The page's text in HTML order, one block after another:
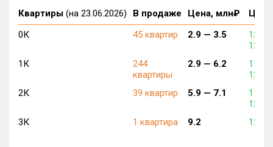
Квартиры (на 23.06.2026) В продаже Цена, млн₽
0К
45 квартир 2.9 — 3.5
129
129
1К
244
квартиры
2.9 — 6.2
119
127
2К
39 квартир 5.9 — 7.1
119
126
3К
1 квартира 9.2 123